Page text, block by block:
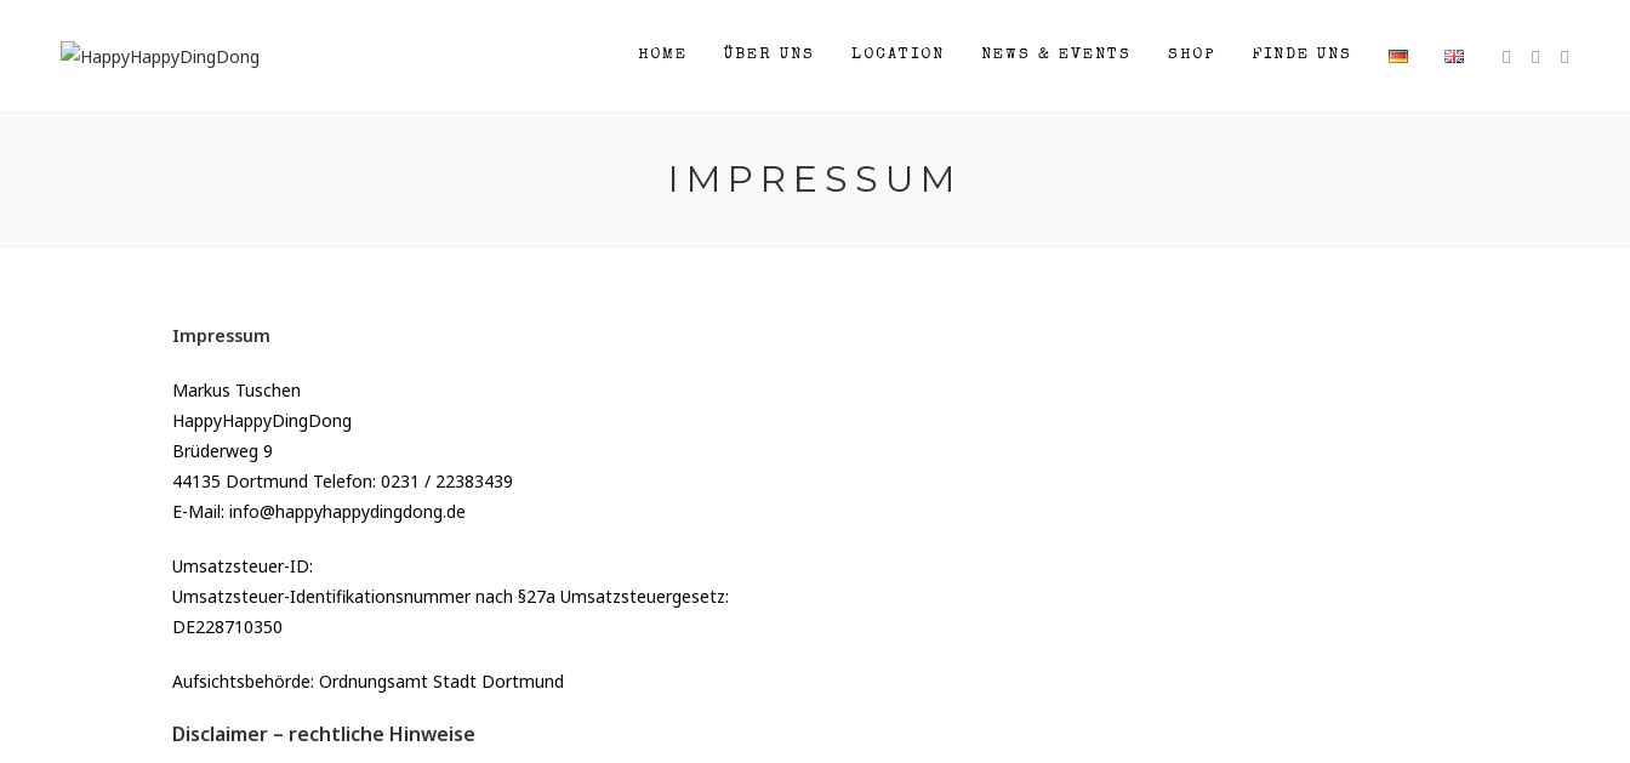
HOME ÜBER UNS LOCATION NEWS & EVENTS SHOP FINDE UNS
IMPRESSUM
Impressum
Markus Tuschen
HappyHappyDingDong
Brüderweg 9
44135 Dortmund Telefon: 0231 / 22383439
E-Mail: info@happyhappydingdong.de
Umsatzsteuer-ID:
Umsatzsteuer-Identifikationsnummer nach §27a Umsatzsteuergesetz:
DE228710350
Aufsichtsbehörde: Ordnungsamt Stadt Dortmund
Disclaimer – rechtliche Hinweise